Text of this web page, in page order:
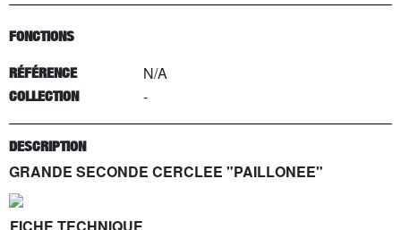
FONCTIONS
RÉFÉRENCE N/A
COLLECTION -
DESCRIPTION
GRANDE SECONDE CERCLEE "PAILLONEE"
FICHE TECHNIQUE